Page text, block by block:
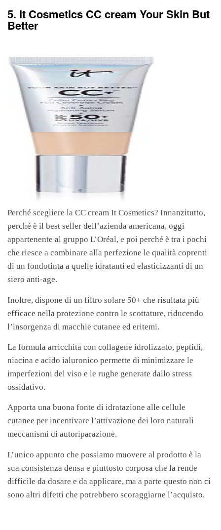
5. It Cosmetics CC cream Your Skin But
Better
Perché scegliere la CC cream It Cosmetics? Innanzitutto,
perché è il best seller dell’azienda americana, oggi
appartenente al gruppo L’Oréal, e poi perché è tra i pochi
che riesce a combinare alla perfezione le qualità coprenti
di un fondotinta a quelle idratanti ed elasticizzanti di un
siero anti-age.
Inoltre, dispone di un filtro solare 50+ che risultata più
efficace nella protezione contro le scottature, riducendo
l’insorgenza di macchie cutanee ed eritemi.
La formula arricchita con collagene idrolizzato, peptidi,
niacina e acido ialuronico permette di minimizzare le
imperfezioni del viso e le rughe generate dallo stress
ossidativo.
Apporta una buona fonte di idratazione alle cellule
cutanee per incentivare l’attivazione dei loro naturali
meccanismi di autoriparazione.
L’unico appunto che possiamo muovere al prodotto è la
sua consistenza densa e piuttosto corposa che la rende
difficile da dosare e da applicare, ma a parte questo non ci
sono altri difetti che potrebbero scoraggiarne l’acquisto.